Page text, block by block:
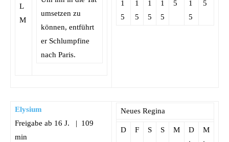
1
5
1
5
1
5
1
5
5
1
5
5
umsetzen zu
können, entführt
er Schlumpfine
nach Paris.
Elysium
Freigabe ab 16 J. | 109
min
Neues Regina
D
F
S
S
M
D
M